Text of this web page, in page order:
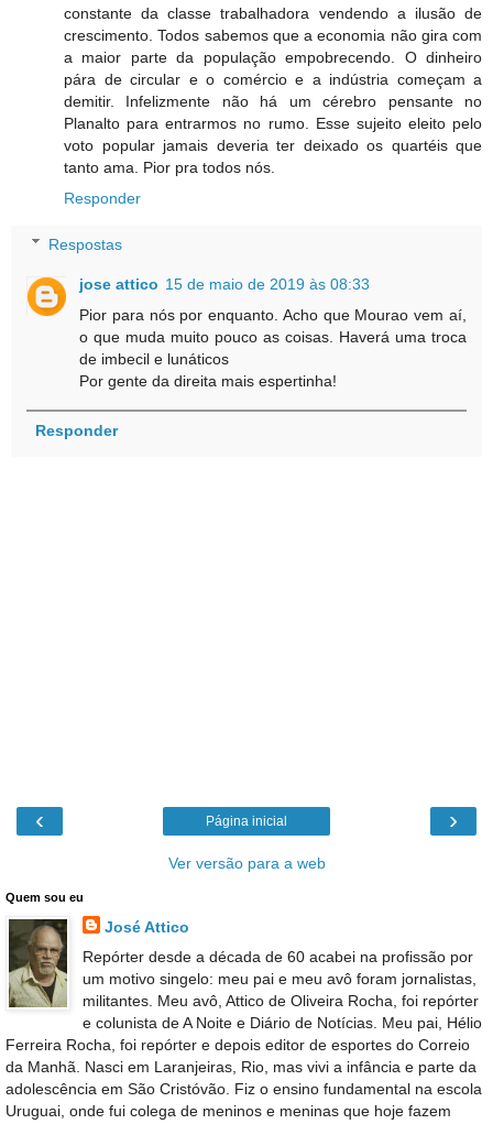
constante da classe trabalhadora vendendo a ilusão de
crescimento. Todos sabemos que a economia não gira com
a maior parte da população empobrecendo. O dinheiro
pára de circular e o comércio e a indústria começam a
demitir. Infelizmente não há um cérebro pensante no
Planalto para entrarmos no rumo. Esse sujeito eleito pelo
voto popular jamais deveria ter deixado os quartéis que
tanto ama. Pior pra todos nós.
Responder
Respostas
jose attico 15 de maio de 2019 às 08:33
Pior para nós por enquanto. Acho que Mourao vem aí,
o que muda muito pouco as coisas. Haverá uma troca
de imbecil e lunáticos
Por gente da direita mais espertinha!
Responder
‹ ›
Página inicial
Ver versão para a web
Quem sou eu
José Attico
Repórter desde a década de 60 acabei na profissão por
um motivo singelo: meu pai e meu avô foram jornalistas,
militantes. Meu avô, Attico de Oliveira Rocha, foi repórter
e colunista de A Noite e Diário de Notícias. Meu pai, Hélio
Ferreira Rocha, foi repórter e depois editor de esportes do Correio
da Manhã. Nasci em Laranjeiras, Rio, mas vivi a infância e parte da
adolescência em São Cristóvão. Fiz o ensino fundamental na escola
Uruguai, onde fui colega de meninos e meninas que hoje fazem